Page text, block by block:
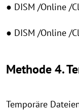
● DISM /Online /
● DISM /Online /
Methode 4.
Temporäre